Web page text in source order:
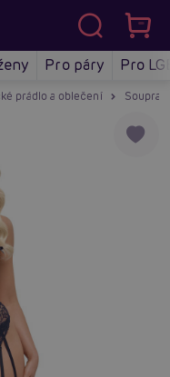
Pro páry Pro
prádlo a oblečení